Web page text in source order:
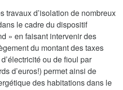
travaux d’isolation de nombreux
le cadre du dispositif
» en faisant intervenir des
du montant des taxes
ou de fioul par
d’euros!) permet ainsi de
des habitations dans le